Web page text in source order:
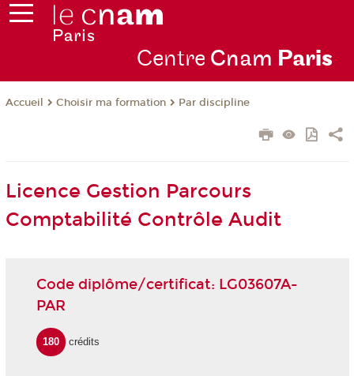
Centre Cnam Paris
Accueil Choisir ma formation Par discipline
Licence Gestion Parcours
Comptabilité Contrôle Audit
Code diplôme/certificat: LG03607A-
PAR
180 crédits